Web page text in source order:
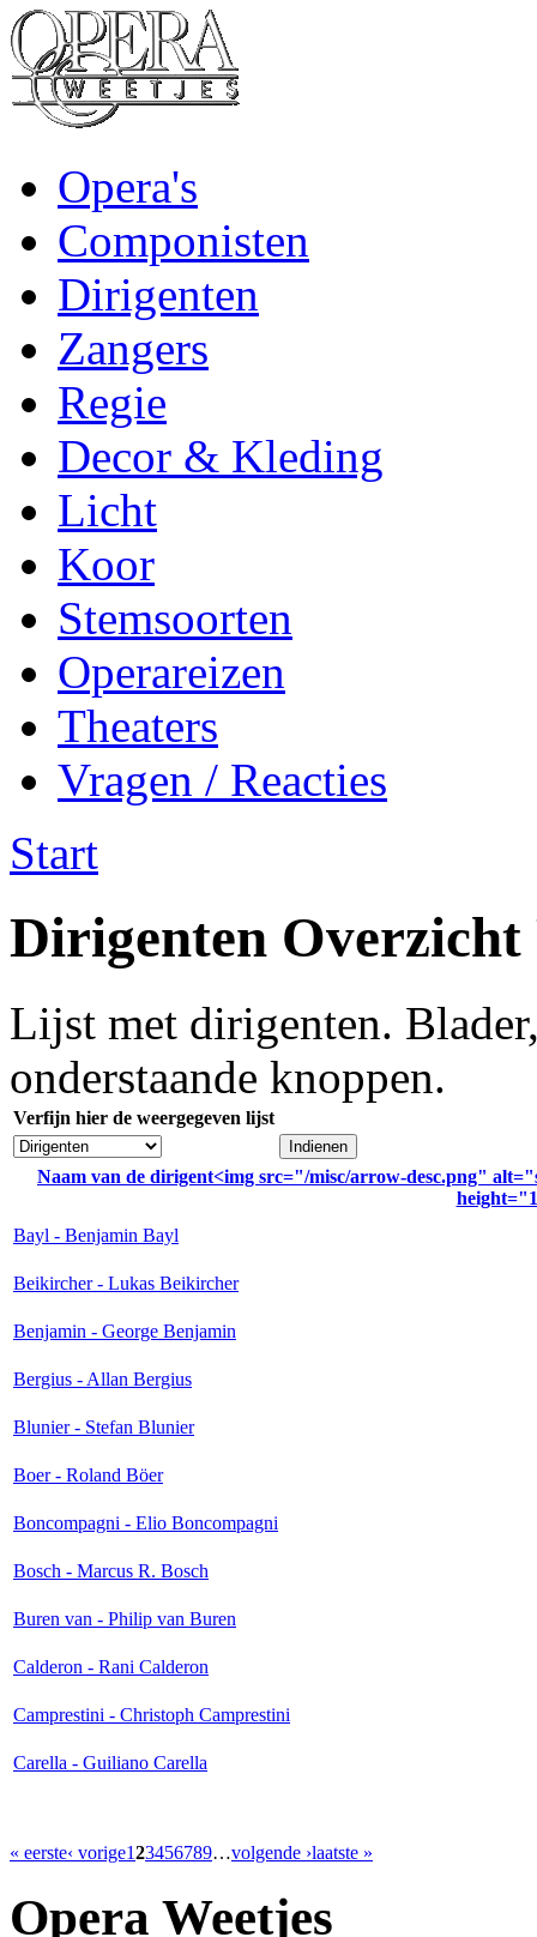
Opera's
Componisten
Dirigenten
Zangers
Regie
Decor & Kleding
Licht
Koor
Stemsoorten
Operareizen
Theaters
Vragen / Reacties
Start
Dirigenten Overzicht
Lijst met dirigenten.
onderstaande knoppen.
Verfijn hier de weergegeven lijst
Naam van de dirigent<img src="/misc/arrow-desc.png"
Bayl - Benjamin Bayl
Beikircher - Lukas Beikircher
Benjamin - George Benjamin
Bergius - Allan Bergius
Blunier - Stefan Blunier
Boer - Roland Böer
Boncompagni - Elio Boncompagni
Bosch - Marcus R. Bosch
Buren van - Philip van Buren
Calderon - Rani Calderon
Camprestini - Christoph Camprestini
Carella - Guiliano Carella
« eerste‹ vorige123456789…volgende ›laatste »
Opera Weetjes